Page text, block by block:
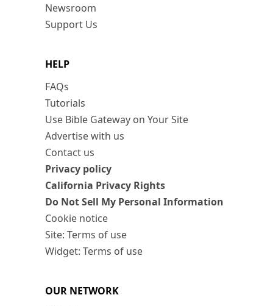
Newsroom
Support Us
HELP
FAQs
Tutorials
Use Bible Gateway on Your Site
Advertise with us
Contact us
Privacy policy
California Privacy Rights
Do Not Sell My Personal Information
Cookie notice
Site: Terms of use
Widget: Terms of use
OUR NETWORK